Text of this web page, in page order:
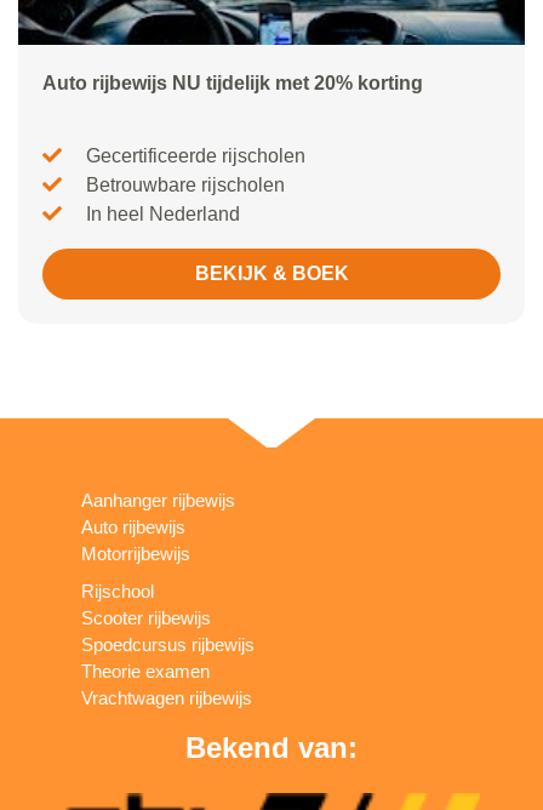
Auto rijbewijs NU tijdelijk met 20% korting
Gecertificeerde rijscholen
Betrouwbare rijscholen
In heel Nederland
BEKIJK & BOEK
Aanhanger rijbewijs
Auto rijbewijs
Motorrijbewijs
Rijschool
Scooter rijbewijs
Spoedcursus rijbewijs
Theorie examen
Vrachtwagen rijbewijs
Bekend van: